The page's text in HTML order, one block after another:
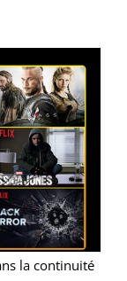
la continuité